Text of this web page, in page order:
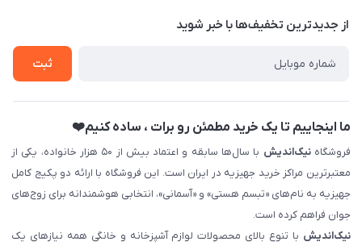
فروش‌اقساطی
از جدید‌ترین تخفیف‌ها با‌ خبر شوید
ثبت
ما اینجاییم تا یک خرید مطمئن رو برات ، ساده کنیم❤️
فروشگاهنیک‌اندیش
با سال‌ها سابقه و اعتماد بیش از ۵۰ هزار خانواده، یکی از
معتبرترین مراکز خرید جهیزیه در ایران است. این فروشگاه با ارائه دو پکیج کامل
جهیزیه به نام‌های «تبسم هستی» و «آسمانی»، انتخابی هوشمندانه برای زوج‌های
جوان فراهم کرده است.
نیک‌اندیش با تنوع بالای محصولات لوازم آشپزخانه و خانگی همه نیازهای یک